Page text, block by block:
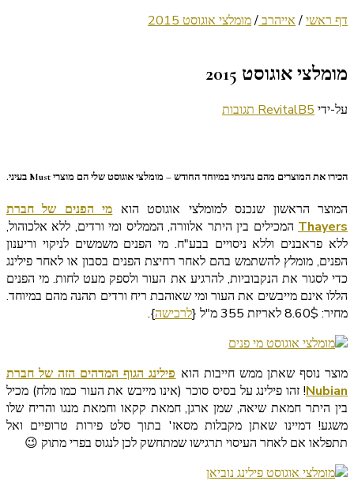
דף ראשי/ אייהרב/מומלצי אוגוסט 2015
מומלצי אוגוסט 2015
על-ידי RevitalB5 תגובות
על
הכירו את המוצרים מהם נהניתי במיוחד החודש – מומלצי אוגוסט שלי הם מוצרי Must בעיני.
המוצר הראשון שנכנס למומלצי אוגוסט הוא מי הפנים של חברת
Thayers המכילים בין היתר אלוורה, הממליס ומי ורדים, ללא אלכוהול,
ללא פראבנים וללא ניסויים בבע"ח. מי הפנים משמשים לניקוי וריענון
הפנים, מומלץ להשתמש בהם לאחר רחיצת הפנים בסבון או לאחר פילינג
כדי לסגור את הנקבוביות, להרגיע את העור ולספק מעט לחות. מי הפנים
הללו אינם מייבשים את העור ומי שאוהבת ריח ורדים תהנה מהם במיוחד.
מחיר: 8.60$ לאריזת 355 מ"ל {
לרכישה}.
מוצר נוסף שאתן ממש חייבות הוא פילינג הגוף המדהים הזה של חברת
Nubian! זהו פילינג על בסיס סוכר (אינו מייבש את העור כמו מלח) מכיל
בין היתר חמאת שיאה, שמן ארגן, חמאת קקאו וחמאת מנגו והריח שלו
משגע! דמיינו שאתן מקבלות מסאז' בתוך סלט פירות טרופיים ואל
תתפלאו אם לאחר העיסוי תרגישו שמתחשק לכן לנגוס בפרי מתוק 😉